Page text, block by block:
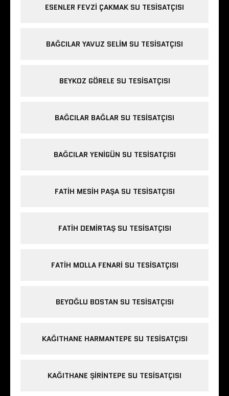
ESENLER FEVZI ÇAKMAK SU TESISATÇISI
BAĞCILAR YAVUZ SELIM SU TESISATÇISI
BEYKOZ GÖRELE SU TESISATÇISI
BAĞCILAR BAĞLAR SU TESISATÇISI
BAĞCILAR YENIGÜN SU TESISATÇISI
FATIH MESIH PAŞA SU TESISATÇISI
FATIH DEMIRTAŞ SU TESISATÇISI
FATIH MOLLA FENARI SU TESISATÇISI
BEYOĞLU BOSTAN SU TESISATÇISI
KAĞITHANE HARMANTEPE SU TESISATÇISI
KAĞITHANE ŞIRINTEPE SU TESISATÇISI